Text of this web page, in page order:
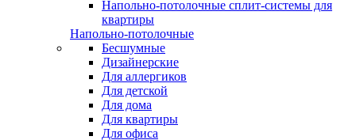
Напольно-потолочные сплит-системы для
квартиры
Напольно-потолочные
Бесшумные
Дизайнерские
Для аллергиков
Для детской
Для дома
Для квартиры
Для офиса